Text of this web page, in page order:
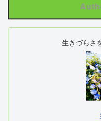
生きづらさ